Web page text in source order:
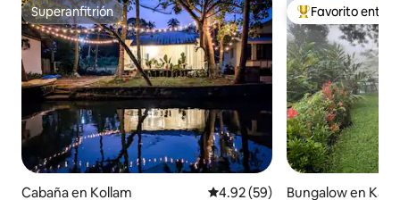
Superanfitrión
Superanfitrión
Cabaña en Kollam Calificación promedio: 4.92 de
4.92 (59)
De los mejores
Favorito entre
Bungalow en